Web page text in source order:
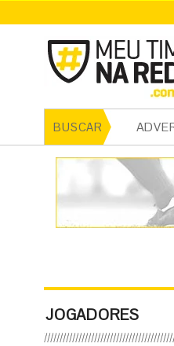
BUSCAR
JOGADORES